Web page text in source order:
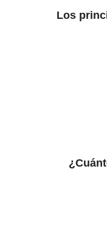
Los